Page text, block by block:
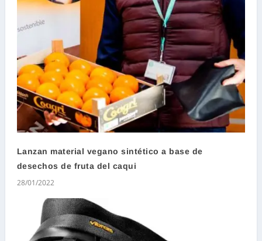
Lanzan material vegano sintético a base de
desechos de fruta del caqui
28/01/2022